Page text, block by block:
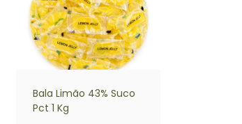
Bala Limão 43% Suco
Pct 1 Kg